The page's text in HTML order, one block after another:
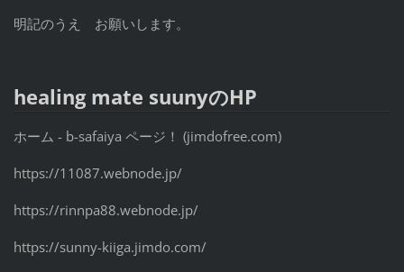
明記のうえ お願いします。
healing mate suunyのHP
ホーム - b-safaiya ページ！ (jimdofree.com)
https://11087.webnode.jp/
https://rinnpa88.webnode.jp/
https://sunny-kiiga.jimdo.com/